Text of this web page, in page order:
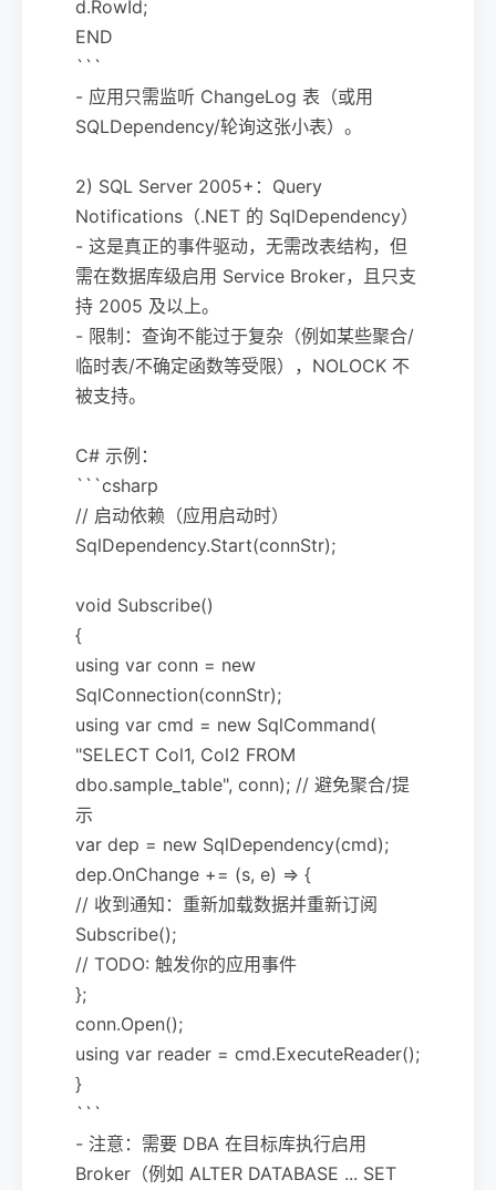
d.RowId;
END
```
- 应用只需监听 ChangeLog 表（或用
SQLDependency/轮询这张小表）。
2) SQL Server 2005+：Query
Notifications（.NET 的 SqlDependency）
- 这是真正的事件驱动，无需改表结构，但
需在数据库级启用 Service Broker，且只支
持 2005 及以上。
- 限制：查询不能过于复杂（例如某些聚合/
临时表/不确定函数等受限），NOLOCK 不
被支持。
C# 示例：
```csharp
// 启动依赖（应用启动时）
SqlDependency.Start(connStr);
void Subscribe()
{
using var conn = new
SqlConnection(connStr);
using var cmd = new SqlCommand(
"SELECT Col1, Col2 FROM
dbo.sample_table", conn); // 避免聚合/提
示
var dep = new SqlDependency(cmd);
dep.OnChange += (s, e) => {
// 收到通知：重新加载数据并重新订阅
Subscribe();
// TODO: 触发你的应用事件
};
conn.Open();
using var reader = cmd.ExecuteReader();
}
```
- 注意：需要 DBA 在目标库执行启用
Broker（例如 ALTER DATABASE ... SET